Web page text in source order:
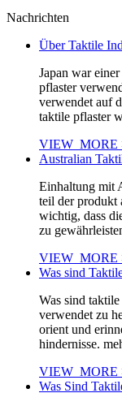
Nachrichten
Über Taktile
Japan war
pflaster
verwendet auf
taktile pflaster
VIEW_MORE
Australian
Einhaltung mit
teil der produkt
wichtig, dass
zu
VIEW_MORE
Was sind
Was sind
verwendet zu
orient und
hindernisse.
VIEW_MORE
Was Sind